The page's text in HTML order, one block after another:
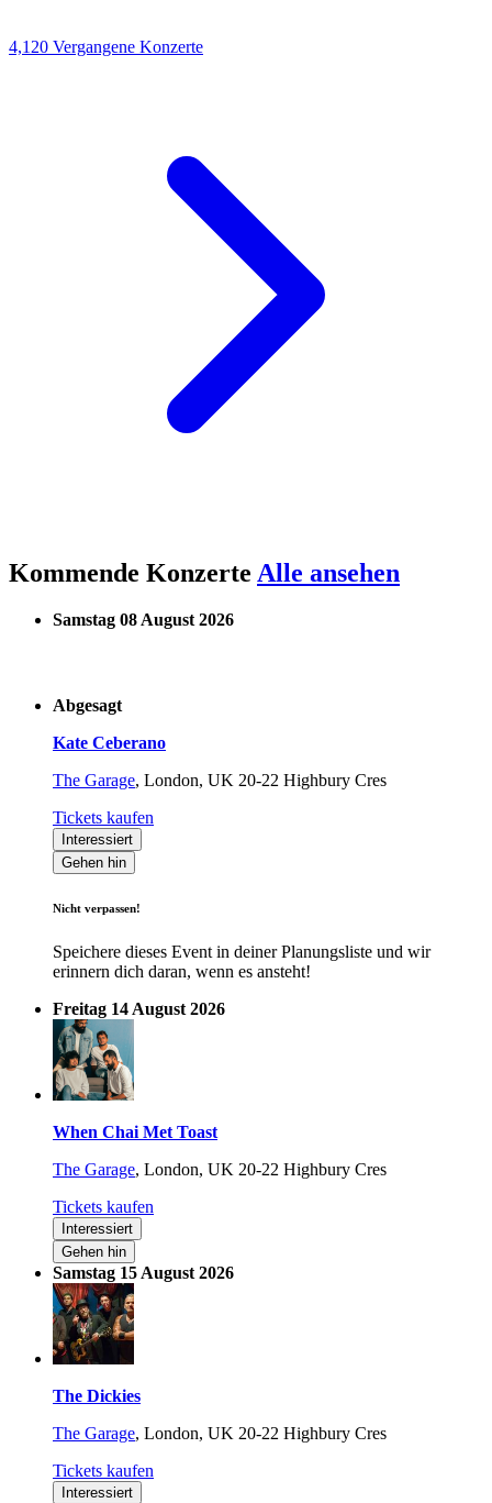
4,120 Vergangene Konzerte
Kommende Konzerte Alle ansehen
Samstag 08 August 2026
Abgesagt
Kate Ceberano
The Garage, London, UK 20-22 Highbury Cres
Tickets kaufen
Interessiert
Gehen hin
Nicht verpassen!
Speichere dieses Event in deiner Planungsliste und wir
erinnern dich daran, wenn es ansteht!
Freitag 14 August 2026
When Chai Met Toast
The Garage, London, UK 20-22 Highbury Cres
Tickets kaufen
Interessiert
Gehen hin
Samstag 15 August 2026
The Dickies
The Garage, London, UK 20-22 Highbury Cres
Tickets kaufen
Interessiert